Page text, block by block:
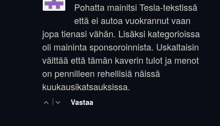
Pohatta mainitsi Tesla-tekstissä
että ei autoa vuokrannut vaan
jopa tienasi vähän. Lisäksi kategorioissa
oli maininta sponsoroinnista. Uskaltaisin
väittää että tämän kaverin tulot ja menot
on pennilleen rehellisiä näissä
kuukausikatsauksissa.
| Vastaa